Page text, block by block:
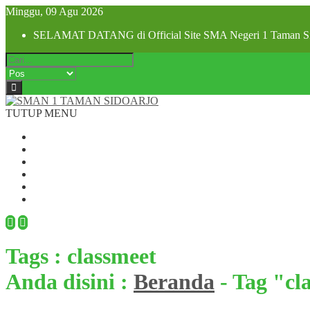
Minggu, 09 Agu 2026
SELAMAT DATANG di Official Site SMA Negeri 1 Taman
TUTUP MENU
Tags : classmeet
Anda disini : Beranda - Tag